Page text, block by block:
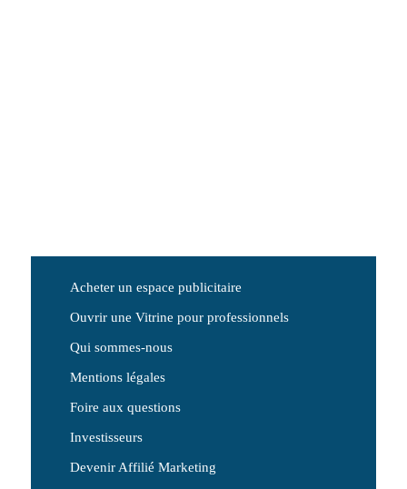
Acheter un espace publicitaire
Ouvrir une Vitrine pour professionnels
Qui sommes-nous
Mentions légales
Foire aux questions
Investisseurs
Devenir Affilié Marketing